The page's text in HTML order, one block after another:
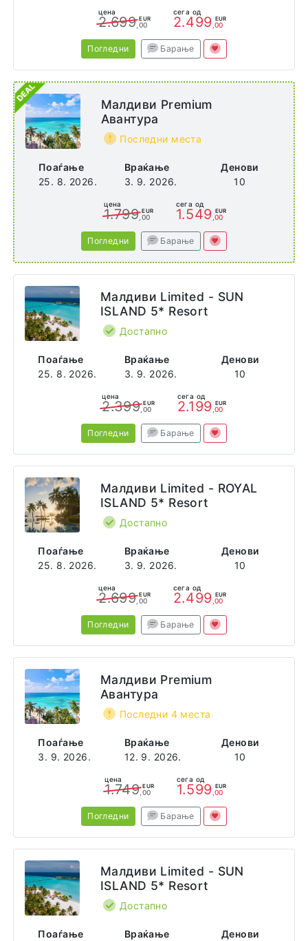
цена
2.699 EUR
,00
сега од
2.499 EUR
,00
Погледни Барање
Поаѓање
25. 8. 2026.
Враќање
3. 9. 2026.
Денови
10
Малдиви Premium
Авантура
Последни места
цена
1.799 EUR
,00
сега од
1.549 EUR
,00
Погледни Барање
Поаѓање
25. 8. 2026.
Враќање
3. 9. 2026.
Денови
10
Малдиви Limited - SUN
ISLAND 5* Resort
Достапно
цена
2.399 EUR
,00
сега од
2.199 EUR
,00
Погледни Барање
Поаѓање
25. 8. 2026.
Враќање
3. 9. 2026.
Денови
10
Малдиви Limited - ROYAL
ISLAND 5* Resort
Достапно
цена
2.699 EUR
,00
сега од
2.499 EUR
,00
Погледни Барање
Поаѓање
3. 9. 2026.
Враќање
12. 9. 2026.
Денови
10
Малдиви Premium
Авантура
Последни 4 места
цена
1.749 EUR
,00
сега од
1.599 EUR
,00
Погледни Барање
Поаѓање
Враќање
Денови
Малдиви Limited - SUN
ISLAND 5* Resort
Достапно